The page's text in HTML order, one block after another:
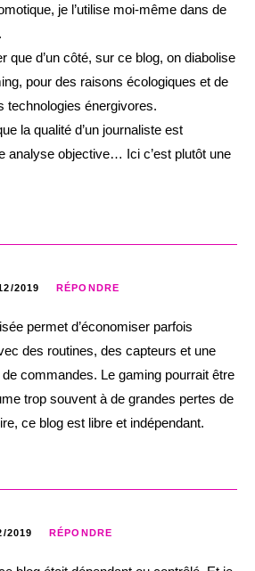
je l’utilise moi-même dans de
que d’un côté, sur ce blog, on diabolise
pour des raisons écologiques et de
technologies énergivores.
la qualité d’un journaliste est
analyse objective… Ici c’est plutôt une
2019 RÉPONDRE
permet d’économiser parfois
des routines, des capteurs et une
commandes. Le gaming pourrait être
trop souvent à de grandes pertes de
ce blog est libre et indépendant.
2019 RÉPONDRE